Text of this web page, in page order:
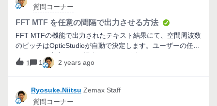
算方法を切り替えることができますが、おそらくmode 0が最
も便利なオプションとなると思われます。各モードでの計算
の詳細については、DLLにドキュメントが添付されています
ので参照してください。 ダウンロード 更新日 バージョン 対
応する OpticStudio バージョン コメント 2023/03/18 1.0 - 初
版作成
質問コーナー
FFT MTF を任意の間隔で出力させる方法
FFT MTFの機能で出力されたテキスト結果にて、空間周波数
のピッチはOpticStudioが自動で決定します。ユーザーの任意
のピッチで出力したい場合はマクロが活用できます。
1
1 2 years ago
Ryosuke.Niitsu Zemax Staff
質問コーナー